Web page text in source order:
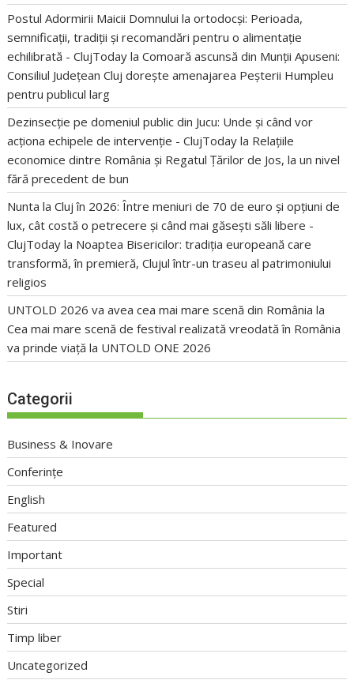
Postul Adormirii Maicii Domnului la ortodocși: Perioada,
semnificații, tradiții și recomandări pentru o alimentație
echilibrată - ClujToday laComoară ascunsă din Munții Apuseni:
Consiliul Județean Cluj dorește amenajarea Peșterii Humpleu
pentru publicul larg
Dezinsecție pe domeniul public din Jucu: Unde și când vor
acționa echipele de intervenție - ClujToday la Relațiile
economice dintre România și Regatul Țărilor de Jos, la un nivel
fără precedent de bun
Nunta la Cluj în 2026: Între meniuri de 70 de euro și opțiuni de
lux, cât costă o petrecere și când mai găsești săli libere -
ClujToday la Noaptea Bisericilor: tradiția europeană care
transformă, în premieră, Clujul într-un traseu al patrimoniului
religios
UNTOLD 2026 va avea cea mai mare scenă din România la
Cea mai mare scenă de festival realizată vreodată în România
va prinde viață la UNTOLD ONE 2026
Categorii
Business & Inovare
Conferințe
English
Featured
Important
Special
Stiri
Timp liber
Uncategorized